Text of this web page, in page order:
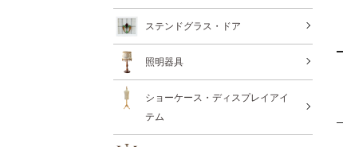
ステンドグラス・ドア
照明器具
ショーケース・ディスプレイアイ
テム